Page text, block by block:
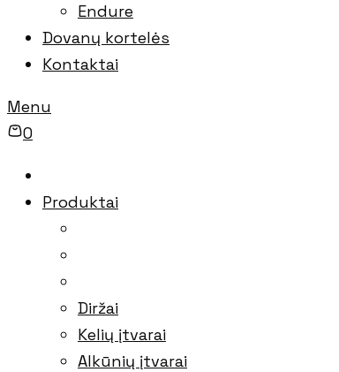
Endure
Dovanų kortelės
Kontaktai
Menu
0
Produktai
Diržai
Kelių įtvarai
Alkūnių įtvarai